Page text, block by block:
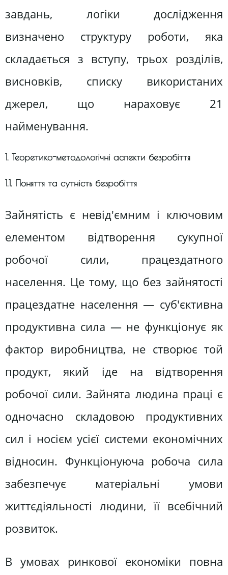
завдань, логіки дослідження
визначено структуру роботи, яка
складається з вступу, трьох розділів,
висновків, списку використаних
джерел, що нараховує 21
найменування.
1. Теоретико-методологічні аспекти безробіття
1.1. Поняття та сутність безробіття
Зайнятість є невід'ємним і ключовим
елементом відтворення сукупної
робочої сили, працездатного
населення. Це тому, що без зайнятості
працездатне населення — суб'єктивна
продуктивна сила — не функціонує як
фактор виробництва, не створює той
продукт, який іде на відтворення
робочої сили. Зайнята людина праці є
одночасно складовою продуктивних
сил і носієм усієї системи економічних
відносин. Функціонуюча робоча сила
забезпечує матеріальні умови
життєдіяльності людини, її всебічний
розвиток.
В умовах ринкової економіки повна